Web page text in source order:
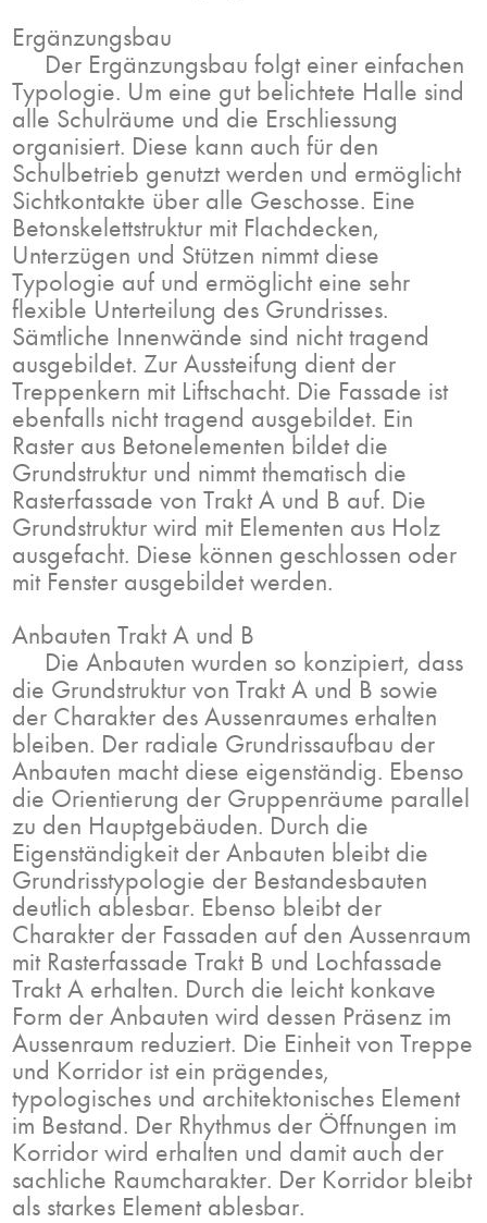
Ergänzungsbau
Der Ergänzungsbau folgt einer einfachen
Typologie. Um eine gut belichtete Halle sind
alle Schulräume und die Erschliessung
organisiert. Diese kann auch für den
Schulbetrieb genutzt werden und ermöglicht
Sichtkontakte über alle Geschosse. Eine
Betonskelettstruktur mit Flachdecken,
Unterzügen und Stützen nimmt diese
Typologie auf und ermöglicht eine sehr
flexible Unterteilung des Grundrisses.
Sämtliche Innenwände sind nicht tragend
ausgebildet. Zur Aussteifung dient der
Treppenkern mit Liftschacht. Die Fassade ist
ebenfalls nicht tragend ausgebildet. Ein
Raster aus Betonelementen bildet die
Grundstruktur und nimmt thematisch die
Rasterfassade von Trakt A und B auf. Die
Grundstruktur wird mit Elementen aus Holz
ausgefacht. Diese können geschlossen oder
mit Fenster ausgebildet werden.
Anbauten Trakt A und B
Die Anbauten wurden so konzipiert, dass
die Grundstruktur von Trakt A und B sowie
der Charakter des Aussenraumes erhalten
bleiben. Der radiale Grundrissaufbau der
Anbauten macht diese eigenständig. Ebenso
die Orientierung der Gruppenräume parallel
zu den Hauptgebäuden. Durch die
Eigenständigkeit der Anbauten bleibt die
Grundrisstypologie der Bestandesbauten
deutlich ablesbar. Ebenso bleibt der
Charakter der Fassaden auf den Aussenraum
mit Rasterfassade Trakt B und Lochfassade
Trakt A erhalten. Durch die leicht konkave
Form der Anbauten wird dessen Präsenz im
Aussenraum reduziert. Die Einheit von Treppe
und Korridor ist ein prägendes,
typologisches und architektonisches Element
im Bestand. Der Rhythmus der Öffnungen im
Korridor wird erhalten und damit auch der
sachliche Raumcharakter. Der Korridor bleibt
als starkes Element ablesbar.